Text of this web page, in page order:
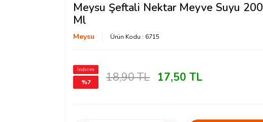
Meysu Şeftali Nektar Meyve Suyu 200
Ml
Meysu Ürün Kodu : 6715
İndirim
%7 18,90TL 17,50 TL